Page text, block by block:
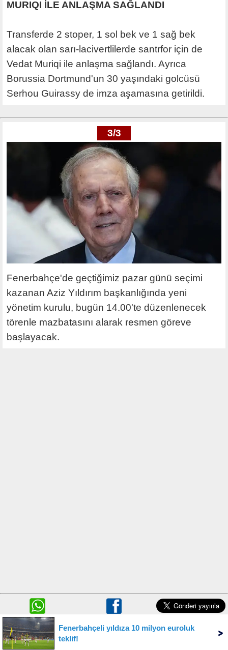
MURIQI İLE ANLAŞMA SAĞLANDI
Transferde 2 stoper, 1 sol bek ve 1 sağ bek
alacak olan sarı-lacivertlilerde santrfor için de
Vedat Muriqi ile anlaşma sağlandı. Ayrıca
Borussia Dortmund'un 30 yaşındaki golcüsü
Serhou Guirassy de imza aşamasına getirildi.
3/3
Fenerbahçe'de geçtiğimiz pazar günü seçimi
kazanan Aziz Yıldırım başkanlığında yeni
yönetim kurulu, bugün 14.00'te düzenlenecek
törenle mazbatasını alarak resmen göreve
başlayacak.
Fenerbahçeli yıldıza 10 milyon euroluk
teklif!